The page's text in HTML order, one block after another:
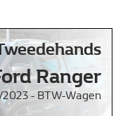
Ranger
- BTW-Wagen